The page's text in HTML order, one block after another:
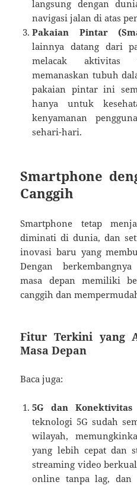
langsung dengan
navigasi jalan di atas
Pakaian Pintar
lainnya datang dari
melacak
memanaskan tubuh
pakaian pintar ini
hanya untuk
kenyamanan
sehari-hari.
Smartphone
Canggih
Smartphone tetap
diminati di dunia, dan
inovasi baru yang
Dengan
masa depan memiliki
canggih dan
Fitur Terkini yang
Masa Depan
Baca juga:
5G dan
teknologi 5G sudah
wilayah,
yang lebih cepat dan
streaming video
online tanpa lag, dan